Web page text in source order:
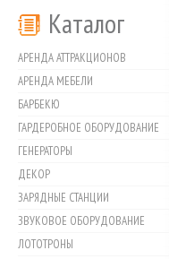
Каталог
АРЕНДА АТТРАКЦИОНОВ
АРЕНДА МЕБЕЛИ
БАРБЕКЮ
ГАРДЕРОБНОЕ ОБОРУДОВАНИЕ
ГЕНЕРАТОРЫ
ДЕКОР
ЗАРЯДНЫЕ СТАНЦИИ
ЗВУКОВОЕ ОБОРУДОВАНИЕ
ЛОТОТРОНЫ